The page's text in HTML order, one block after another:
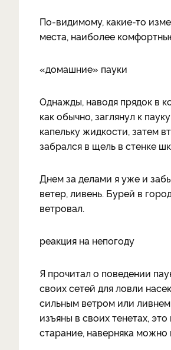
По-видимому, какие-то
места, наиболее
«домашние» пауки
Однажды, наводя прядок в
как обычно, заглянул к
капельку жидкости, затем
забрался в щель в стенке
Днем за делами я уже и
ветер, ливень. Бурей в
ветровал.
реакция на непогоду
Я прочитал о поведении
своих сетей для ловли
сильным ветром или
изъяны в своих тенетах,
старание, наверняка можно